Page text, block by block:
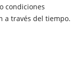
condiciones
a través del tiempo.